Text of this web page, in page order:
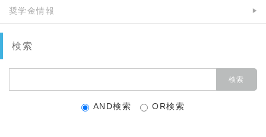
奨学金情報
検索
AND検索 OR検索